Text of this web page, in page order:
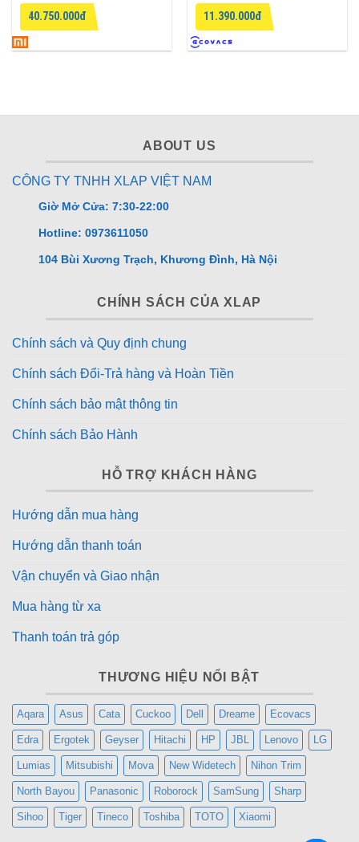
Được xếp
hạng
4.5
5 sao
40.750.000đ
Được xếp
hạng
4.75
5 sao
11.390.000đ
ABOUT US
CÔNG TY TNHH XLAP VIỆT NAM
Giờ Mở Cửa: 7:30-22:00
Hotline: 0973611050
104 Bùi Xương Trạch, Khương Đình, Hà Nội
CHÍNH SÁCH CỦA XLAP
Chính sách và Quy định chung
Chính sách Đổi-Trả hàng và Hoàn Tiền
Chính sách bảo mật thông tin
Chính sách Bảo Hành
HỖ TRỢ KHÁCH HÀNG
Hướng dẫn mua hàng
Hướng dẫn thanh toán
Vận chuyển và Giao nhận
Mua hàng từ xa
Thanh toán trả góp
THƯƠNG HIỆU NỔI BẬT
Aqara Asus Cata Cuckoo Dell Dreame Ecovacs
Edra Ergotek Geyser Hitachi HP JBL Lenovo LG
Lumias Mitsubishi Mova New Widetech Nihon Trim
North Bayou Panasonic Roborock SamSung Sharp
Sihoo Tiger Tineco Toshiba TOTO Xiaomi